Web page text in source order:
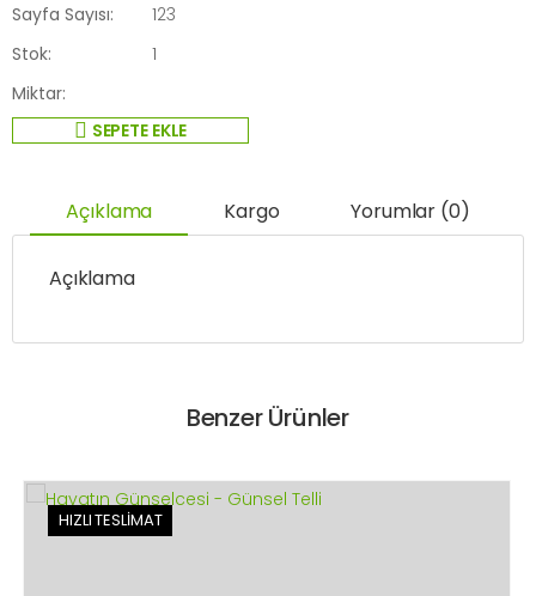
Sayfa Sayısı:
123
Stok:
1
Miktar:
SEPETE EKLE
Açıklama Kargo Yorumlar (0)
Açıklama
Benzer Ürünler
HIZLI TESLİMAT